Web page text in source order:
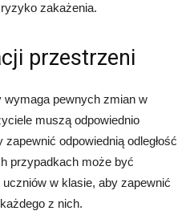
zakażenia.
przestrzeni
wymaga pewnych zmian w
muszą odpowiednio
zapewnić odpowiednią odległość
przypadkach może być
w klasie, aby zapewnić
z nich.